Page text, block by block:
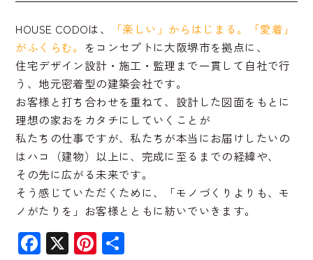
HOUSE CODOは、
「楽しい」からはじまる。「愛着」
がふくらむ。 をコンセプトに大阪堺市を拠点に、
住宅デザイン設計・施工・監理まで一貫して自社で行
う、地元密着型の建築会社です。
お客様と打ち合わせを重ねて、設計した図面をもとに
理想の家おをカタチにしていくことが
私たちの仕事ですが、私たちが本当にお届けしたいの
はハコ（建物）以上に、完成に至るまでの経緯や、
その先に広がる未来です。
そう感じていただくために、「モノづくりよりも、モ
ノがたりを」お客様とともに紡いでいきます。
Facebook
X Pinterest